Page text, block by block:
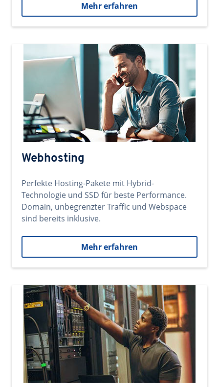
Mehr erfahren
Webhosting
Perfekte Hosting-Pakete mit Hybrid-
Technologie und SSD für beste Performance.
Domain, unbegrenzter Traffic und Webspace
sind bereits inklusive.
Mehr erfahren